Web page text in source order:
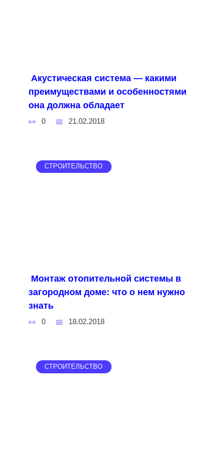
Акустическая система — какими
преимуществами и особенностями
она должна обладает
0 21.02.2018
СТРОИТЕЛЬСТВО
Монтаж отопительной системы в
загородном доме: что о нем нужно
знать
0 18.02.2018
СТРОИТЕЛЬСТВО